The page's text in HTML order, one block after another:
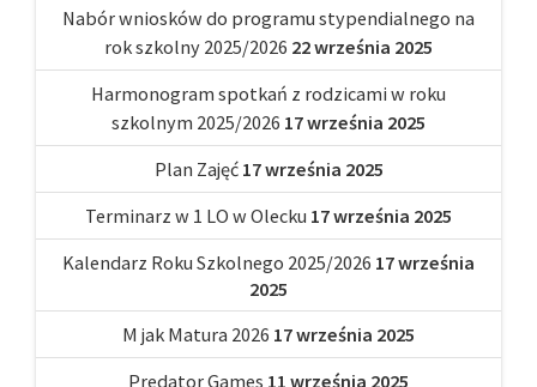
Nabór wniosków do programu stypendialnego na
rok szkolny 2025/2026 22 września 2025
Harmonogram spotkań z rodzicami w roku
szkolnym 2025/2026 17 września 2025
Plan Zajęć 17 września 2025
Terminarz w 1 LO w Olecku 17 września 2025
Kalendarz Roku Szkolnego 2025/2026 17 września
2025
M jak Matura 2026 17 września 2025
Predator Games 11 września 2025